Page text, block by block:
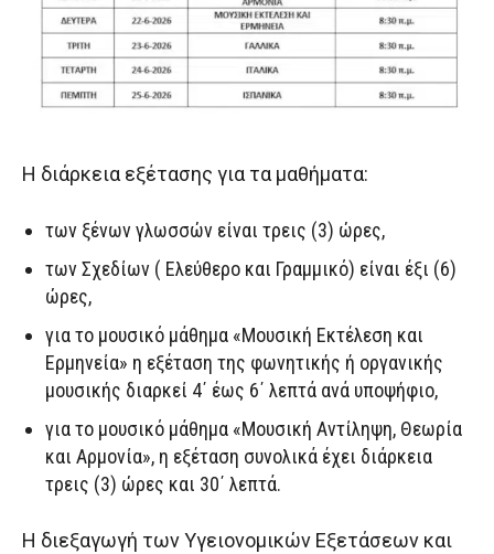
Η διάρκεια εξέτασης για τα μαθήματα:
των ξένων γλωσσών είναι τρεις (3) ώρες,
των Σχεδίων ( Ελεύθερο και Γραμμικό) είναι έξι (6)
ώρες,
για το μουσικό μάθημα «Μουσική Εκτέλεση και
Ερμηνεία» η εξέταση της φωνητικής ή οργανικής
μουσικής διαρκεί 4΄ έως 6΄ λεπτά ανά υποψήφιο,
για το μουσικό μάθημα «Μουσική Αντίληψη, Θεωρία
και Αρμονία», η εξέταση συνολικά έχει διάρκεια
τρεις (3) ώρες και 30΄ λεπτά.
Η διεξαγωγή των Υγειονομικών Εξετάσεων και